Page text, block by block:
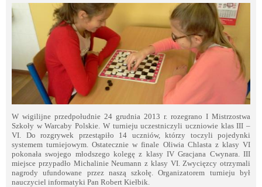
W wigilijne przedpołudnie 24 grudnia 2013 r. rozegrano I Mistrzostwa
Szkoły w Warcaby Polskie. W turnieju uczestniczyli uczniowie klas III –
VI. Do rozgrywek przestąpiło 14 uczniów, którzy toczyli pojedynki
systemem turniejowym. Ostatecznie w finale Oliwia Chlasta z klasy VI
pokonała swojego młodszego kolegę z klasy IV Gracjana Cwynara. III
miejsce przypadło Michalinie Neumann z klasy VI. Zwycięzcy otrzymali
nagrody ufundowane przez naszą szkołę. Organizatorem turnieju był
nauczyciel informatyki Pan Robert Kiełbik.